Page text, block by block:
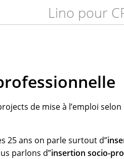
Lino pour
de mise à l’emploi
25 ans on parle surtout d”
parlons d”insertion socio-